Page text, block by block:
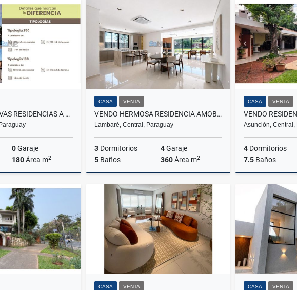
VENDO EXCLUSIVAS RESIDENCIAS A PASOS DEL LUMEN Y SAINT ANNE SCHOOL
0Garaje
180Área m2
Venta
CASA VENTA
VENDO HERMOSA RESIDENCIA AMOBLADA A PASOS DEL YACHT
Lambaré, Central, Paraguay
3 Dormitorios 4Garaje
5 Baños 360Área m2
Venta
US$580,000
CASA VENTA
VENDO
Asunción, Central,
4Dormitorios
7.5Baños
CASA VENTA CASA VENTA